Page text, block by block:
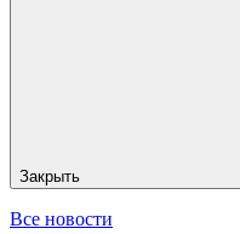
Закрыть
Все новости